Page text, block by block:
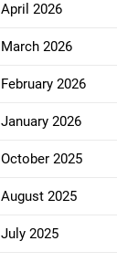
April 2026
March 2026
February 2026
January 2026
October 2025
August 2025
July 2025